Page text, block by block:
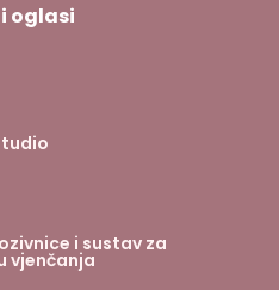
oglasi
i sustav za
vjenčanja